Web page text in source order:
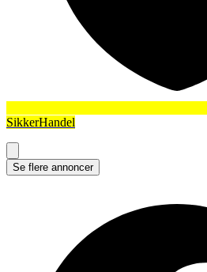
SikkerHandel
Se flere annoncer